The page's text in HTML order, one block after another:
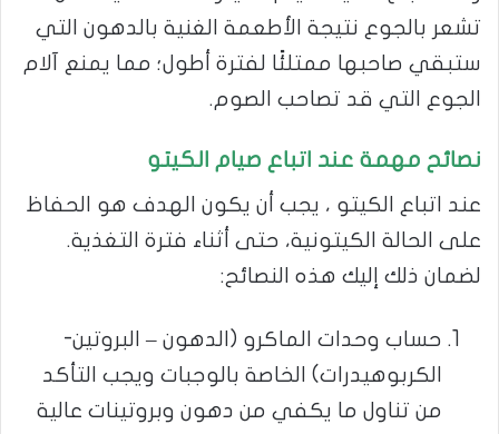
تشعر بالجوع نتيجة الأطعمة الغنية بالدهون التي
ستبقي صاحبها ممتلئًا لفترة أطول؛ مما يمنع آلام
الجوع التي قد تصاحب الصوم.
نصائح مهمة عند اتباع صيام الكيتو
عند اتباع الكيتو ، يجب أن يكون الهدف هو الحفاظ
على الحالة الكيتونية، حتى أثناء فترة التغذية.
لضمان ذلك إليك هذه النصائح:
حساب وحدات الماكرو (الدهون – البروتين-
الكربوهيدرات) الخاصة بالوجبات ويجب التأكد
من تناول ما يكفي من دهون وبروتينات عالية